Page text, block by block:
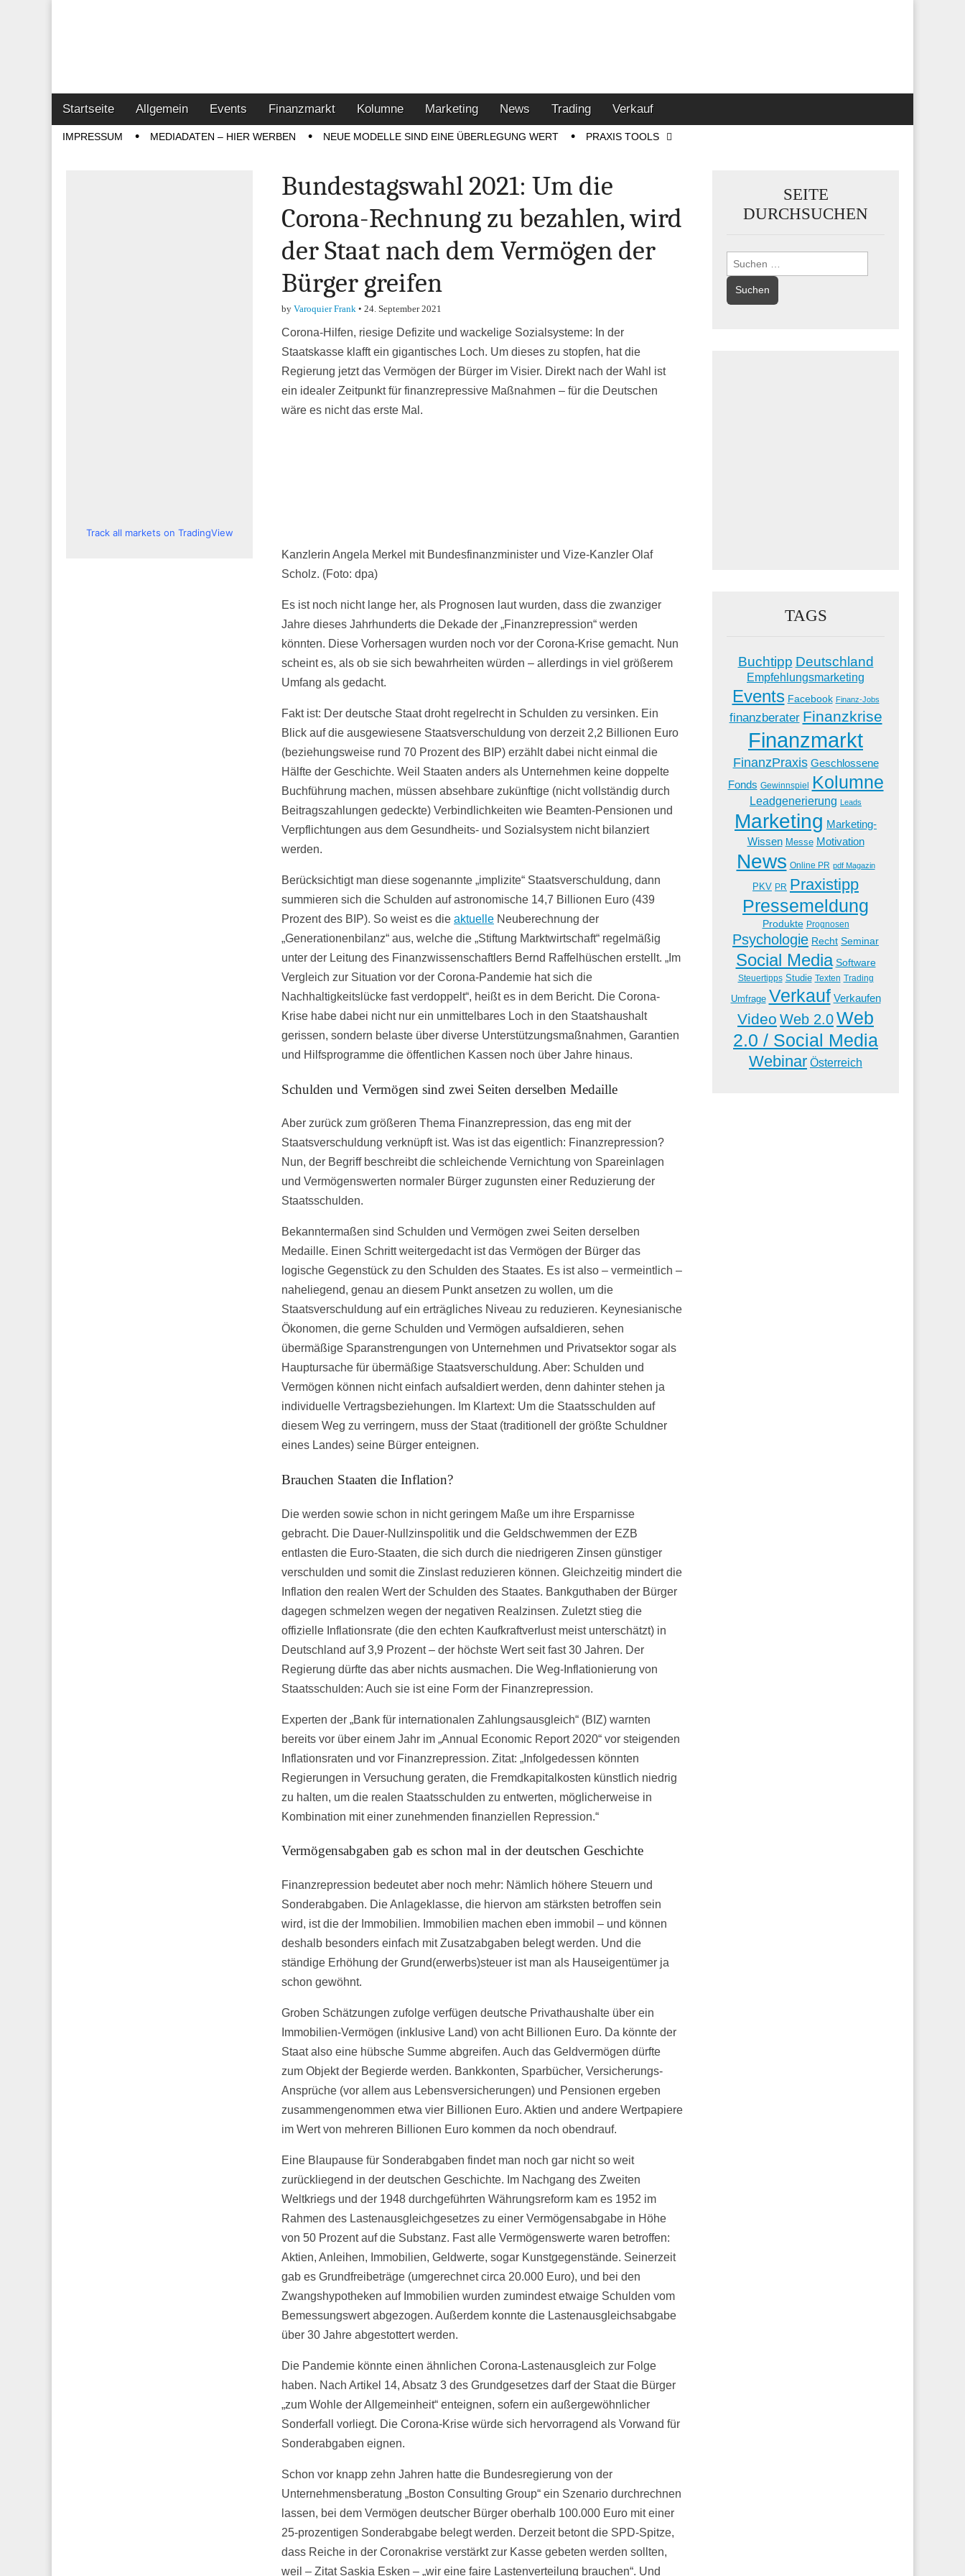
Main
menu
Skip
to
content
Startseite Allgemein Events Finanzmarkt Kolumne Marketing News Trading Verkauf
SubIMPRESSUM MEDIADATEN – HIER WERBEN NEUE MODELLE SIND EINE ÜBERLEGUNG WERT PRAXIS TOOLS
Bundestagswahl 2021: Um die
Corona-Rechnung zu bezahlen, wird
der Staat nach dem Vermögen der
Bürger greifen
by Varoquier Frank • 24. September 2021
Corona-Hilfen, riesige Defizite und wackelige Sozialsysteme: In der
Staatskasse klafft ein gigantisches Loch. Um dieses zu stopfen, hat die
Regierung jetzt das Vermögen der Bürger im Visier. Direkt nach der Wahl ist
ein idealer Zeitpunkt für finanzrepressive Maßnahmen – für die Deutschen
wäre es nicht das erste Mal.
Kanzlerin Angela Merkel mit Bundesfinanzminister und Vize-Kanzler Olaf
Scholz. (Foto: dpa)
Es ist noch nicht lange her, als Prognosen laut wurden, dass die zwanziger
Jahre dieses Jahrhunderts die Dekade der „Finanzrepression“ werden
könnten. Diese Vorhersagen wurden noch vor der Corona-Krise gemacht. Nun
scheint es, als ob sie sich bewahrheiten würden – allerdings in viel größerem
Umfang als gedacht.
Fakt ist: Der deutsche Staat droht regelrecht in Schulden zu versinken. Ein
Blick auf die ausgewiesene Staatsverschuldung von derzeit 2,2 Billionen Euro
(beziehungsweise rund 70 Prozent des BIP) erzählt dabei nicht einmal die
Hälfte der Geschichte. Weil Staaten anders als Unternehmen keine doppelte
Buchführung machen, müssen absehbare zukünftige (nicht vollständig durch
Beitragszahlungen gedeckte) Verbindlichkeiten wie Beamten-Pensionen und
Verpflichtungen aus dem Gesundheits- und Sozialsystem nicht bilanziert
werden.
Berücksichtigt man diese sogenannte „implizite“ Staatsverschuldung, dann
summieren sich die Schulden auf astronomische 14,7 Billionen Euro (439
Prozent des BIP). So weist es die aktuelle Neuberechnung der
„Generationenbilanz“ aus, welche die „Stiftung Marktwirtschaft“ regelmäßig
unter der Leitung des Finanzwissenschaftlers Bernd Raffelhüschen erstellt. „Im
Vergleich zur Situation vor der Corona-Pandemie hat sich die
Nachhaltigkeitslücke fast verdoppelt“, heißt es in dem Bericht. Die Corona-
Krise habe dabei nicht nur ein unmittelbares Loch in den Staatshaushalt
gerissen, sondern belaste über diverse Unterstützungsmaßnahmen, Garantien
und Hilfsprogramme die öffentlichen Kassen noch über Jahre hinaus.
Schulden und Vermögen sind zwei Seiten derselben Medaille
Aber zurück zum größeren Thema Finanzrepression, das eng mit der
Staatsverschuldung verknüpft ist. Was ist das eigentlich: Finanzrepression?
Nun, der Begriff beschreibt die schleichende Vernichtung von Spareinlagen
und Vermögenswerten normaler Bürger zugunsten einer Reduzierung der
Staatsschulden.
Bekanntermaßen sind Schulden und Vermögen zwei Seiten derselben
Medaille. Einen Schritt weitergedacht ist das Vermögen der Bürger das
logische Gegenstück zu den Schulden des Staates. Es ist also – vermeintlich –
naheliegend, genau an diesem Punkt ansetzen zu wollen, um die
Staatsverschuldung auf ein erträgliches Niveau zu reduzieren. Keynesianische
Ökonomen, die gerne Schulden und Vermögen aufsaldieren, sehen
übermäßige Sparanstrengungen von Unternehmen und Privatsektor sogar als
Hauptursache für übermäßige Staatsverschuldung. Aber: Schulden und
Vermögen können nicht einfach aufsaldiert werden, denn dahinter stehen ja
individuelle Vertragsbeziehungen. Im Klartext: Um die Staatsschulden auf
diesem Weg zu verringern, muss der Staat (traditionell der größte Schuldner
eines Landes) seine Bürger enteignen.
Brauchen Staaten die Inflation?
Die werden sowie schon in nicht geringem Maße um ihre Ersparnisse
gebracht. Die Dauer-Nullzinspolitik und die Geldschwemmen der EZB
entlasten die Euro-Staaten, die sich durch die niedrigeren Zinsen günstiger
verschulden und somit die Zinslast reduzieren können. Gleichzeitig mindert die
Inflation den realen Wert der Schulden des Staates. Bankguthaben der Bürger
dagegen schmelzen wegen der negativen Realzinsen. Zuletzt stieg die
offizielle Inflationsrate (die den echten Kaufkraftverlust meist unterschätzt) in
Deutschland auf 3,9 Prozent – der höchste Wert seit fast 30 Jahren. Der
Regierung dürfte das aber nichts ausmachen. Die Weg-Inflationierung von
Staatsschulden: Auch sie ist eine Form der Finanzrepression.
Experten der „Bank für internationalen Zahlungsausgleich“ (BIZ) warnten
bereits vor über einem Jahr im „Annual Economic Report 2020“ vor steigenden
Inflationsraten und vor Finanzrepression. Zitat: „Infolgedessen könnten
Regierungen in Versuchung geraten, die Fremdkapitalkosten künstlich niedrig
zu halten, um die realen Staatsschulden zu entwerten, möglicherweise in
Kombination mit einer zunehmenden finanziellen Repression.“
Vermögensabgaben gab es schon mal in der deutschen Geschichte
Finanzrepression bedeutet aber noch mehr: Nämlich höhere Steuern und
Sonderabgaben. Die Anlageklasse, die hiervon am stärksten betroffen sein
wird, ist die der Immobilien. Immobilien machen eben immobil – und können
deshalb besonders einfach mit Zusatzabgaben belegt werden. Und die
ständige Erhöhung der Grund(erwerbs)steuer ist man als Hauseigentümer ja
schon gewöhnt.
Groben Schätzungen zufolge verfügen deutsche Privathaushalte über ein
Immobilien-Vermögen (inklusive Land) von acht Billionen Euro. Da könnte der
Staat also eine hübsche Summe abgreifen. Auch das Geldvermögen dürfte
zum Objekt der Begierde werden. Bankkonten, Sparbücher, Versicherungs-
Ansprüche (vor allem aus Lebensversicherungen) und Pensionen ergeben
zusammengenommen etwa vier Billionen Euro. Aktien und andere Wertpapiere
im Wert von mehreren Billionen Euro kommen da noch obendrauf.
Eine Blaupause für Sonderabgaben findet man noch gar nicht so weit
zurückliegend in der deutschen Geschichte. Im Nachgang des Zweiten
Weltkriegs und der 1948 durchgeführten Währungsreform kam es 1952 im
Rahmen des Lastenausgleichgesetzes zu einer Vermögensabgabe in Höhe
von 50 Prozent auf die Substanz. Fast alle Vermögenswerte waren betroffen:
Aktien, Anleihen, Immobilien, Geldwerte, sogar Kunstgegenstände. Seinerzeit
gab es Grundfreibeträge (umgerechnet circa 20.000 Euro), und bei den
Zwangshypotheken auf Immobilien wurden zumindest etwaige Schulden vom
Bemessungswert abgezogen. Außerdem konnte die Lastenausgleichsabgabe
über 30 Jahre abgestottert werden.
Die Pandemie könnte einen ähnlichen Corona-Lastenausgleich zur Folge
haben. Nach Artikel 14, Absatz 3 des Grundgesetzes darf der Staat die Bürger
„zum Wohle der Allgemeinheit“ enteignen, sofern ein außergewöhnlicher
Sonderfall vorliegt. Die Corona-Krise würde sich hervorragend als Vorwand für
Sonderabgaben eignen.
Schon vor knapp zehn Jahren hatte die Bundesregierung von der
Unternehmensberatung „Boston Consulting Group“ ein Szenario durchrechnen
lassen, bei dem Vermögen deutscher Bürger oberhalb 100.000 Euro mit einer
25-prozentigen Sonderabgabe belegt werden. Derzeit betont die SPD-Spitze,
dass Reiche in der Coronakrise verstärkt zur Kasse gebeten werden sollten,
weil – Zitat Saskia Esken – „wir eine faire Lastenverteilung brauchen“. Und
Track all markets on TradingView
SEITE
DURCHSUCHEN
Suchen
nach:
TAGS
Buchtipp Deutschland
Empfehlungsmarketing
Events Facebook Finanz-Jobs
finanzberater Finanzkrise
Finanzmarkt
FinanzPraxis Geschlossene
Fonds Gewinnspiel Kolumne
Leadgenerierung Leads
Marketing Marketing-
Wissen Messe Motivation
News Online PR pdf Magazin
PKV PR Praxistipp
Pressemeldung
Produkte Prognosen
Psychologie Recht Seminar
Social Media Software
Steuertipps Studie Texten Trading
Umfrage Verkauf Verkaufen
Video Web 2.0Web
2.0 / Social Media
Webinar Österreich